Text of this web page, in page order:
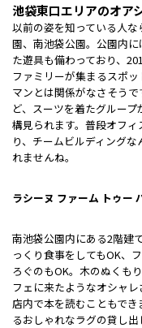
池袋東口エリアのオア
以前の姿を知っている人
園、南池袋公園。公園内
た遊具も備わっており、
ファミリーが集まるスポ
マンとは関係がなさそう
ど、スーツを着たグルー
構見られます。普段オフ
り、チームビルディング
れませんね。
ラシーヌ ファーム トゥー
南池袋公園内にある2階建
っくり食事をしてもOK、
ろぐのもOK。木のぬくも
フェに来たようなオシャレ
店内で本を読むこともで
るおしゃれなラグの貸し